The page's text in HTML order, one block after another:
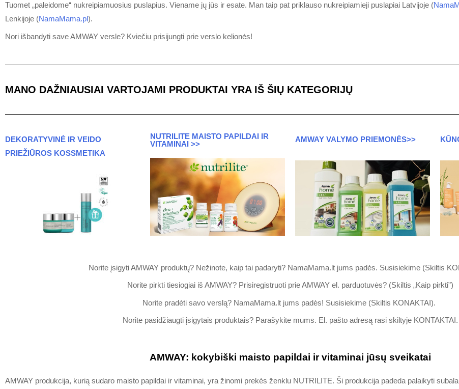
Tuomet „paleidome“ nukreipiamuosius puslapius. Viename jų jūs ir esate. Man taip pat priklauso nukreipiamieji puslapiai Latvijoje (
Lenkijoje (NamaMama.pl).
Nori išbandyti save AMWAY versle? Kviečiu prisijungti prie verslo kelionės!
MANO DAŽNIAUSIAI VARTOJAMI PRODUKTAI YRA IŠ ŠIŲ KATEGORIJŲ
DEKORATYVINĖ IR VEIDO
PRIEŽIŪROS KOSSMETIKA
NUTRILITE MAISTO PAPILDAI IR
VITAMINAI >>
AMWAY VALYMO PRIEMONĖS>>
Norite įsigyti AMWAY produktų? Nežinote, kaip tai padaryti? NamaMama.lt jums padės. Susisiekime (Skiltis
Norite pirkti tiesiogiai iš AMWAY? Prisiregistruoti prie AMWAY el. parduotuvės? (Skiltis „Kaip pirkti”)
Norite pradėti savo verslą? NamaMama.lt jums padės! Susisiekime (Skiltis KONAKTAI).
Norite pasidžiaugti įsigytais produktais? Parašykite mums. El. pašto adresą rasi skiltyje KONTAKTAI.
AMWAY: kokybiški maisto papildai ir vitaminai jūsų sveikatai
AMWAY produkcija, kurią sudaro maisto papildai ir vitaminai, yra žinomi prekės ženklu NUTRILITE. Ši produkcija padeda palaikyti